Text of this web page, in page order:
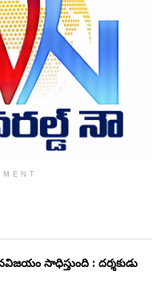
సాధిస్తుంది : దర్శకుడు